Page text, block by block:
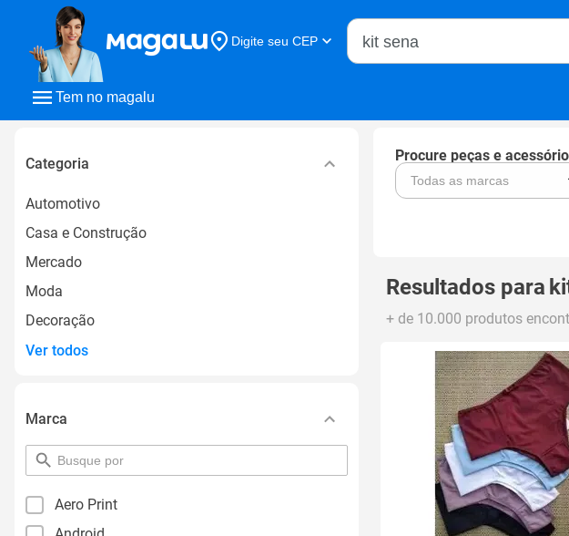
Tem no magalu
Digite seu CEP
Buscar no Magalu
Categoria
Automotivo
Casa e Construção
Mercado
Moda
Decoração
Ver todos
Marca
pesquisar
por
Aero Print
Procure peças e
Resultados para
+ de 10.000 produtos